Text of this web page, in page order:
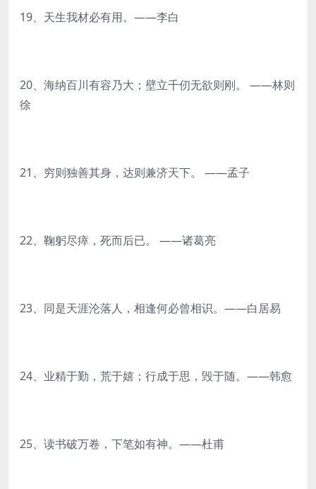
19、天生我材必有用。——李白
20、海纳百川有容乃大；壁立千仞无欲则刚。 ——林则
徐
21、穷则独善其身，达则兼济天下。 ——孟子
22、鞠躬尽瘁，死而后已。 ——诸葛亮
23、同是天涯沦落人，相逢何必曾相识。——白居易
24、业精于勤，荒于嬉；行成于思，毁于随。——韩愈
25、读书破万卷，下笔如有神。——杜甫